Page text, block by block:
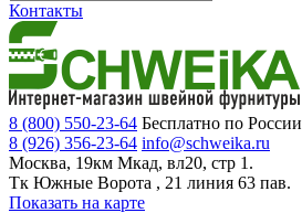
Контакты
8 (800) 550-23-64 Бесплатно по России
8 (926) 356-23-64 info@schweika.ru
Москва, 19км Мкад, вл20, стр 1.
Тк Южные Ворота , 21 линия 63 пав.
Показать на карте